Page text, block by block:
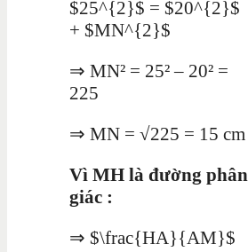
$25^{2}$ = $20^{2}$
+ $MN^{2}$
⇒ MN² = 25² – 20² =
225
⇒ MN = √225 = 15 cm
Vì MH là đường phân
giác :
⇒ $\frac{HA}{AM}$